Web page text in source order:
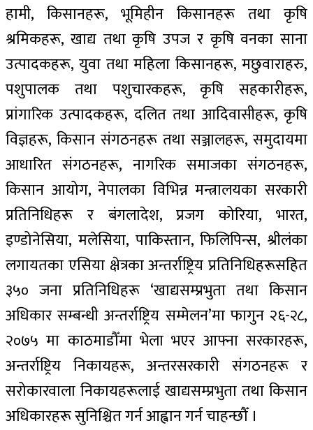
हामी, किसानहरू, भूमिहीन किसानहरू तथा कृषि
श्रमिकहरू, खाद्य तथा कृषि उपज र कृषि वनका साना
उत्पादकहरू, युवा तथा महिला किसानहरू, मछुवाराहरु,
पशुपालक तथा पशुचारकहरू, कृषि सहकारीहरू,
प्रांगारिक उत्पादकहरू, दलित तथा आदिवासीहरू, कृषि
विज्ञहरू, किसान संगठनहरू तथा सञ्जालहरू, समुदायमा
आधारित संगठनहरू, नागरिक समाजका संगठनहरू,
किसान आयोग, नेपालका विभिन्न मन्त्रालयका सरकारी
प्रतिनिधिहरू र बंगलादेश, प्रजग कोरिया, भारत,
इण्डोनेसिया, मलेसिया, पाकिस्तान, फिलिपिन्स, श्रीलंका
लगायतका एसिया क्षेत्रका अन्तर्राष्ट्रिय प्रतिनिधिहरूसहित
३५० जना प्रतिनिधिहरू ‘खाद्यसम्प्रभुता तथा किसान
अधिकार सम्बन्धी अन्तर्राष्ट्रिय सम्मेलन’मा फागुन २६-२८,
२०७५ मा काठमाडौँमा भेला भएर आफ्ना सरकारहरू,
अन्तर्राष्ट्रिय निकायहरू, अन्तरसरकारी संगठनहरू र
सरोकारवाला निकायहरूलाई खाद्यसम्प्रभुता तथा किसान
अधिकारहरू सुनिश्चित गर्न आह्वान गर्न चाहन्छौँ ।